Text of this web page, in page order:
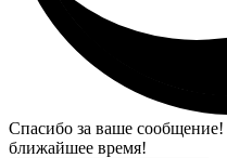
Спасибо за ваше
ближайшее время!